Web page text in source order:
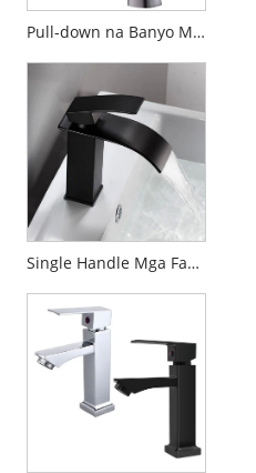
Pull-down na Banyo Mixer
Single Handle Mga Faucet sa Banyo